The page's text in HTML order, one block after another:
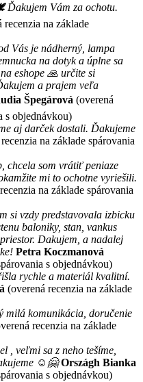
Ďakujem Vám za ochotu.
recenzia na základe
Vás je nádherný, lampa
na dotyk a úplne sa
eshope 🙏 určite si
a prajem veľa
Špegárová (overená
s objednávkou)
aj darček dostali. Ďakujeme
na základe spárovania
chcela som vrátiť peniaze
mi to ochotne vyriešili.
na základe spárovania
si vzdy predstavovala izbicku
baloniky, stan, vankus
Dakujem, a nadalej
Petra Koczmanová
s objednávkou)
rychle a materiál kvalitní.
(overená recenzia na základe
milá komunikácia, doručenie
recenzia na základe
, veľmi sa z neho tešíme,
☺️🤗 Országh Bianka
s objednávkou)